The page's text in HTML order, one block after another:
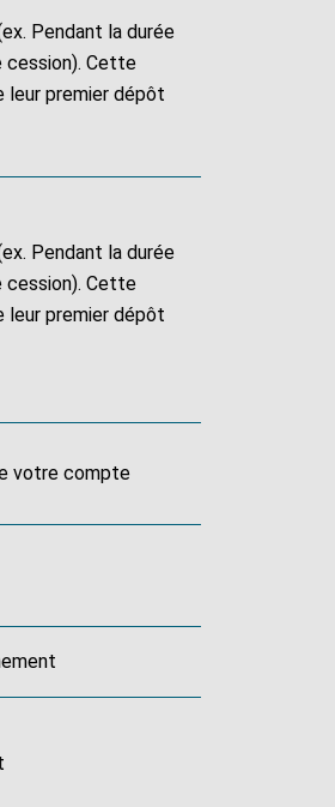
Pendant la durée
cession). Cette
leur premier dépôt
Pendant la durée
cession). Cette
leur premier dépôt
votre compte